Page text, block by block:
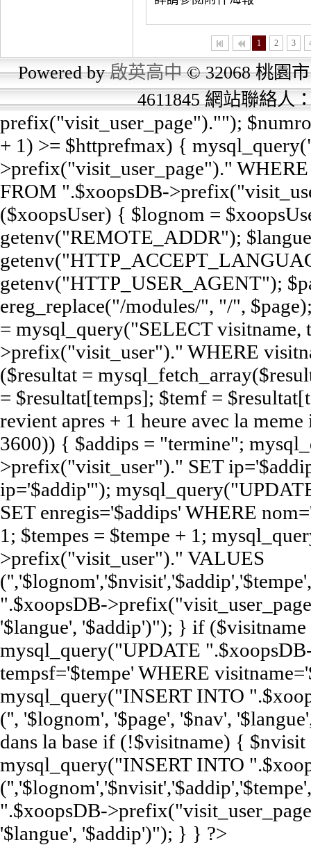
1 2 3
Powered by啟英高中© 32068 桃園市
4611845 網站聯絡人
prefix("visit_user_page")."");
+ 1) >= $httprefmax) {
>prefix("visit_user_page")."
FROM ".$xoopsDB-
($xoopsUser) { $lognom =
getenv("REMOTE_ADDR");
getenv("HTTP_USER_AGENT");
ereg_replace("/modules/", "/",
= mysql_query("SELECT visitname,
>prefix("visit_user")." WHERE
($resultat =
= $resultat[temps]; $temf =
revient apres + 1 heure avec la
3600)) { $addips = "termine";
>prefix("visit_user")." SET
ip='$addip'");
SET enregis='$addips' WHERE
1; $tempes = $tempe + 1;
>prefix("visit_user")." VALUES
".$xoopsDB-
'$langue', '$addip')"); } if
mysql_query("UPDATE
tempsf='$tempe' WHERE
mysql_query("INSERT INTO
('', '$lognom', '$page', '$nav',
dans la base if (!$visitname) { $nvisit
mysql_query("INSERT INTO
".$xoopsDB-
'$langue', '$addip')"); } } ?>